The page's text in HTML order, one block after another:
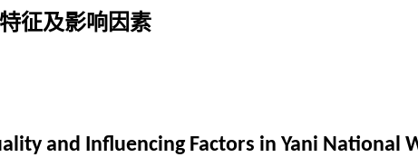
征及影响因素
and Influencing Factors in Yani National